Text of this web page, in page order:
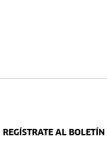
REGÍSTRATE AL BOLETÍN